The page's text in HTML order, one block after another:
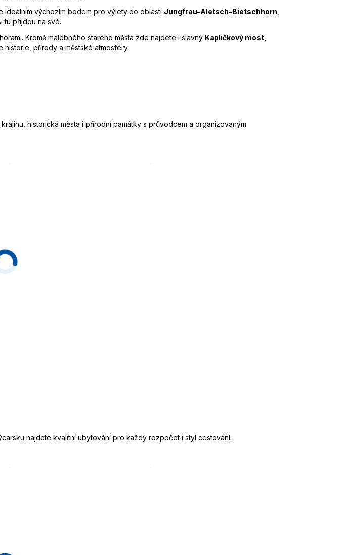
ideálním výchozím bodem pro výlety do oblasti Jungfrau-Aletsch-Bietschhorn
tu přijdou na své.
Kromě malebného starého města zde najdete i slavný Kapličkový most,
přírody a městské atmosféry.
historická města i přírodní památky s průvodcem a organizovaným
najdete kvalitní ubytování pro každý rozpočet i styl cestování.